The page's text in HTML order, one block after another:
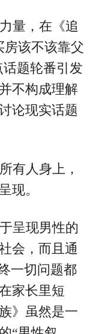
量，在《追
房该不该靠父
话题轮番引发
不构成理解
论现实话题
有人身上，
现。
呈现男性的
会，而且通
一切问题都
家长里短
》虽然是一